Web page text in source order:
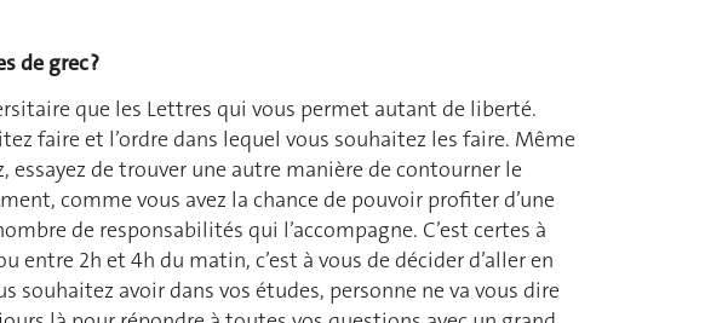
de grec ?
que les Lettres qui vous permet autant de liberté.
faire et l’ordre dans lequel vous souhaitez les faire. Même
essayez de trouver une autre manière de contourner le
comme vous avez la chance de pouvoir profiter d’une
de responsabilités qui l’accompagne. C’est certes à
2h et 4h du matin, c’est à vous de décider d’aller en
souhaitez avoir dans vos études, personne ne va vous dire